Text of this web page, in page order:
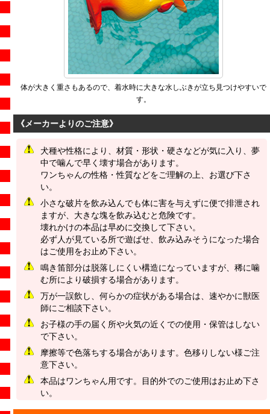
体が大きく重さもあるので、着水時に大きな水しぶきが立ち見つけやすいで
す。
《メーカーよりのご注意》
犬種や性格により、材質・形状・硬さなどが気に入り、夢
中で噛んで早く壊す場合があります。
ワンちゃんの性格・性質などをご理解の上、お選び下さ
い。
小さな破片を飲み込んでも体に害を与えずに便で排泄され
ますが、大きな塊を飲み込むと危険です。
壊れかけの本品は早めに交換して下さい。
必ず人が見ている所で遊ばせ、飲み込みそうになった場合
はご使用をお止め下さい。
鳴き笛部分は脱落しにくい構造になっていますが、稀に噛
む所により破損する場合があります。
万が一誤飲し、何らかの症状がある場合は、速やかに獣医
師にご相談下さい。
お子様の手の届く所や火気の近くでの使用・保管はしない
で下さい。
摩擦等で色落ちする場合があります。色移りしない様ご注
意下さい。
本品はワンちゃん用です。目的外でのご使用はお止め下さ
い。